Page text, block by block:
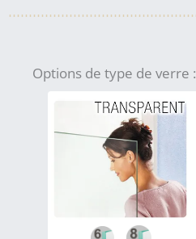
Options de type de verre :